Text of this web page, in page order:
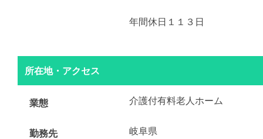
年間休日１１３日
所在地・アクセス
業態 介護付有料老人ホーム
勤務先 岐阜県